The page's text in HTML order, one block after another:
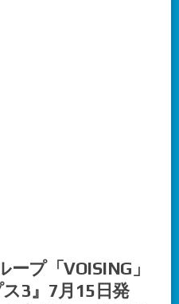
プ「VOISING」
3』7月15日発